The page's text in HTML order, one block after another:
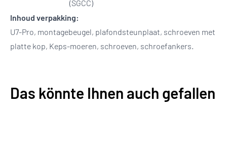
(SGCC)
Inhoud verpakking:
U7-Pro, montagebeugel, plafondsteunplaat, schroeven met
platte kop, Keps-moeren, schroeven, schroefankers.
Das könnte Ihnen auch gefallen